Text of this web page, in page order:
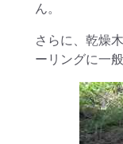
ん。
さらに、乾燥
ーリングに一